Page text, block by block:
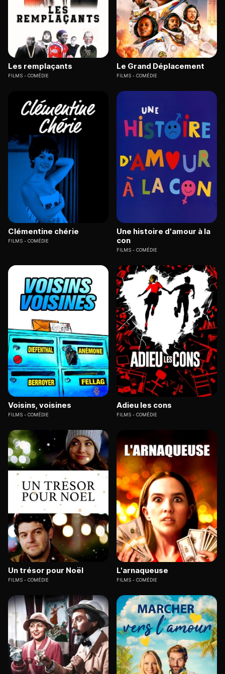
Les remplaçants
FILMS COMÉDIE
Le Grand Déplacement
FILMS COMÉDIE
Clémentine chérie
FILMS COMÉDIE
Une histoire d'amour à la
con
FILMS COMÉDIE
Voisins, voisines
FILMS COMÉDIE
Adieu les cons
FILMS COMÉDIE
Un trésor pour Noël
FILMS COMÉDIE
L'arnaqueuse
FILMS COMÉDIE